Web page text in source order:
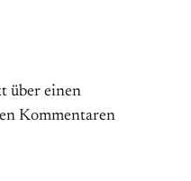
über einen
Kommentaren